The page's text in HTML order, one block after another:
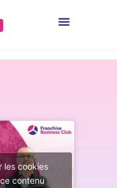
les cookies
contenu